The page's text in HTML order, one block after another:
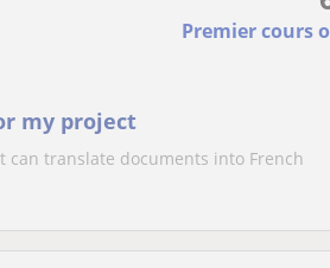
Premier cours
my project
translate documents into French